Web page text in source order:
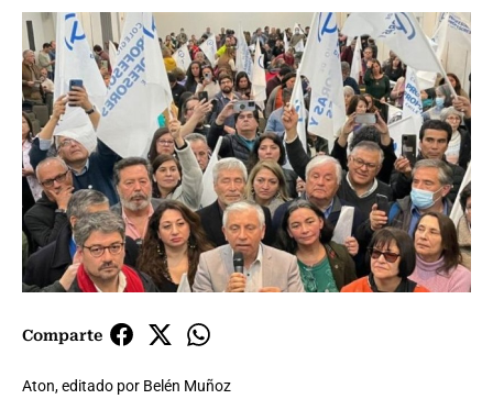
Comparte
Aton, editado por Belén Muñoz